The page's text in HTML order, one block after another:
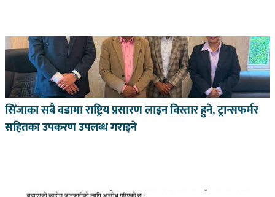
सिँजाका सबै वडामा राष्ट्रिय प्रसारण लाइन विस्तार हुने, ट्रान्सफर्मर
सहितका उपकरण उपलब्ध गराइने